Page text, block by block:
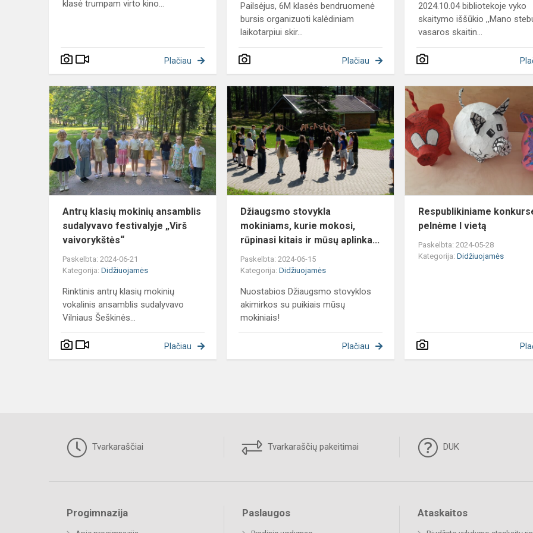
klasė trumpam virto kino...
Plačiau
Pailsėjus, 6M klasės bendruomenė
bursis organizuoti kalėdiniam
laikotarpiui skir...
Plačiau
2024.10.04 bibliotekoje vyko
skaitymo iššūkio ,,Mano
vasaros skaitin...
Antrų
klasių
mokinių
ansamblis
sudalyvavo
festivalyje
„Virš...
Antrų klasių mokinių ansamblis
sudalyvavo festivalyje „Virš
vaivorykštės“
Paskelbta: 2024-06-21
Kategorija: Didžiuojamės
Rinktinis antrų klasių mokinių
vokalinis ansamblis sudalyvavo
Vilniaus Šeškinės...
Plačiau
Džiaugsmo
stovykla
mokiniams,
kurie
mokosi,
rūpinasi
Džiaugsmo stovykla
mokiniams, kurie mokosi,
rūpinasi kitais ir mūsų aplinka...
Paskelbta: 2024-06-15
Kategorija:Didžiuojamės
Nuostabios Džiaugsmo stovyklos
akimirkos su puikiais mūsų
mokiniais!
Plačiau
Respublikiniame
pelnėme I vietą
Paskelbta: 2024-05-28
Kategorija:Didžiuojamės
Tvarkaraščiai Tvarkaraščių pakeitimai DUK
Progimnazija Paslaugos Ataskaitos